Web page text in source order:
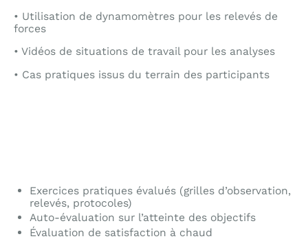
• Utilisation de dynamomètres pour les relevés de
forces
• Vidéos de situations de travail pour les analyses
• Cas pratiques issus du terrain des participants
Exercices pratiques évalués (grilles d’observation,
relevés, protocoles)
Auto-évaluation sur l’atteinte des objectifs
Évaluation de satisfaction à chaud